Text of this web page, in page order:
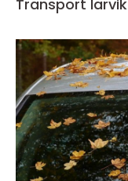
Transport larvik